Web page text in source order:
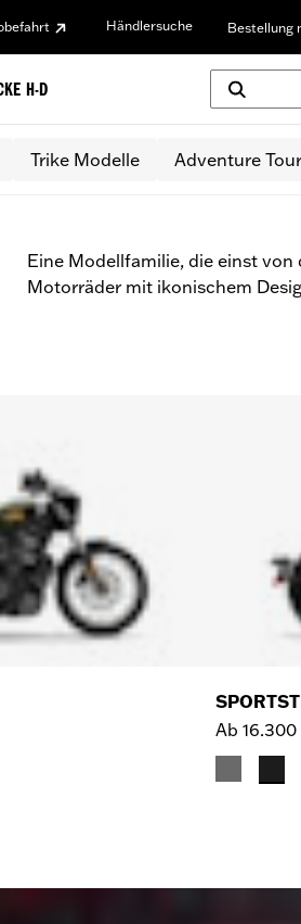
Händlersuche Bestellung
H-D
Trike Modelle Adventure
Eine Modellfamilie, die einst
Motorräder mit ikonischem
Ab 16.300